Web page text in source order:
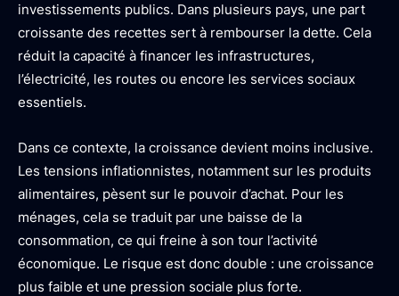
investissements publics. Dans plusieurs pays, une part
croissante des recettes sert à rembourser la dette. Cela
réduit la capacité à financer les infrastructures,
l’électricité, les routes ou encore les services sociaux
essentiels.
Dans ce contexte, la croissance devient moins inclusive.
Les tensions inflationnistes, notamment sur les produits
alimentaires, pèsent sur le pouvoir d’achat. Pour les
ménages, cela se traduit par une baisse de la
consommation, ce qui freine à son tour l’activité
économique. Le risque est donc double : une croissance
plus faible et une pression sociale plus forte.